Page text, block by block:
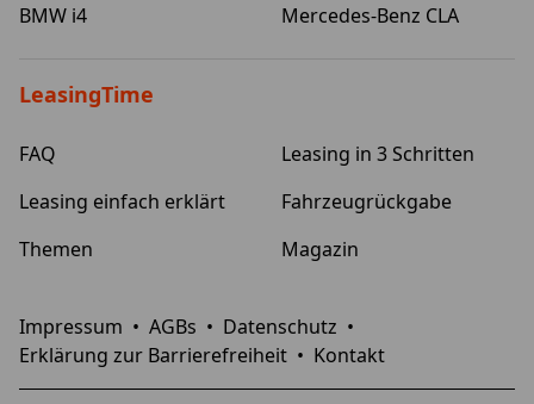
BMW i4
Mercedes-Benz CLA
LeasingTime
FAQ
Leasing in 3 Schritten
Leasing einfach erklärt
Fahrzeugrückgabe
Themen
Magazin
Impressum • AGBs • Datenschutz •
Erklärung zur Barrierefreiheit • Kontakt